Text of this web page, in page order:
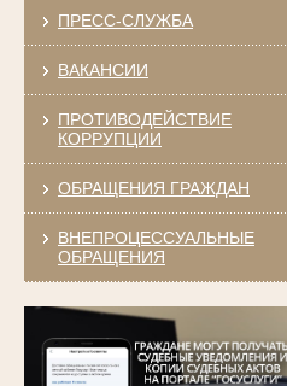
ПРЕСС-СЛУЖБА
ВАКАНСИИ
ПРОТИВОДЕЙСТВИЕ
КОРРУПЦИИ
ОБРАЩЕНИЯ ГРАЖДАН
ВНЕПРОЦЕССУАЛЬНЫЕ
ОБРАЩЕНИЯ